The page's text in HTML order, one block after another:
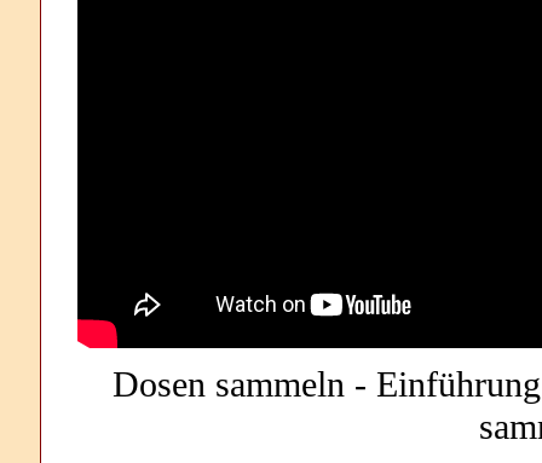
Dosen sammeln -